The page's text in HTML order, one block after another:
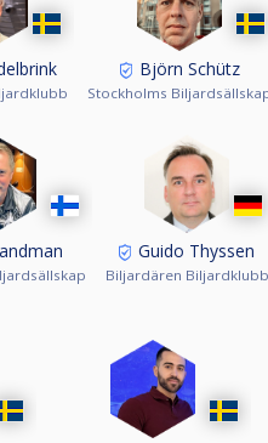
Björn Schütz
Stockholms
Guido Thyssen
Biljardären Biljardklubb